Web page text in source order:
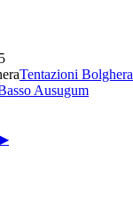
Tentazioni Bolghera
Ausugum